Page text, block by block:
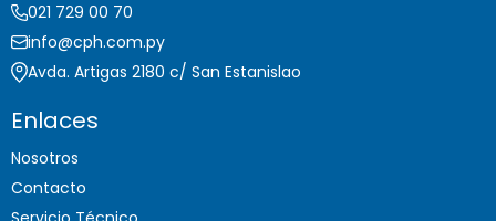
021 729 00 70
info@cph.com.py
Avda. Artigas 2180 c/ San Estanislao
Enlaces
Nosotros
Contacto